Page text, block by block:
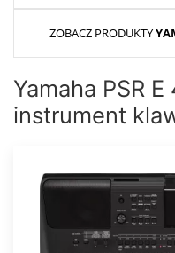
ZOBACZ PRODUKTY
Yamaha PSR
instrument